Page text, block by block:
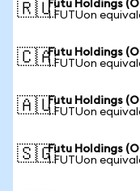
🇷🇺Futu Holdings
1 FUTUon
🇨🇦Futu Holdings
1 FUTUon
🇦🇺Futu Holdings
1 FUTUon
🇸🇬Futu Holdings
1 FUTUon